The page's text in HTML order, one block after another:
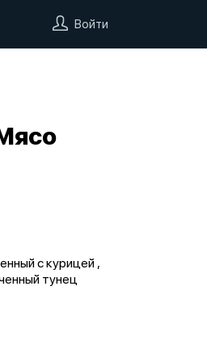
Войти
с курицей ,
тунец